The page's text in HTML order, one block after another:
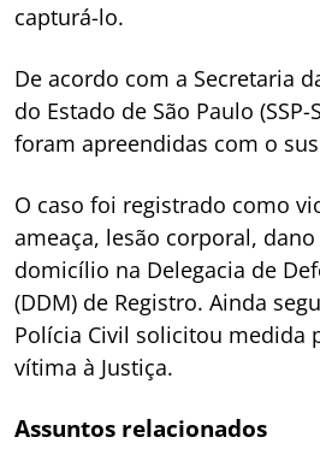
capturá-lo.
De acordo com a Secretaria
do Estado de São Paulo (SSP-
foram apreendidas com o
O caso foi registrado como
ameaça, lesão corporal,
domicílio na Delegacia de
(DDM) de Registro. Ainda
Polícia Civil solicitou medida
vítima à Justiça.
Assuntos relacionados